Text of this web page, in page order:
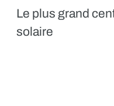
Le plus grand
solaire